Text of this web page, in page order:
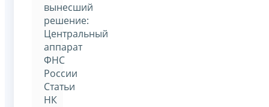
вынесший
решение:
Центральный
аппарат
ФНС
России
Статьи
НК